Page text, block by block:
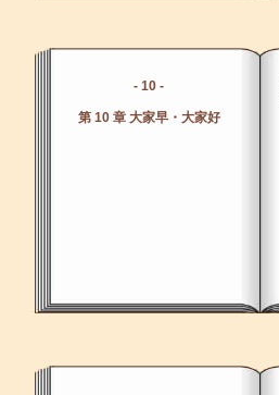
- 10 -
第 10 章 大家早・大家好